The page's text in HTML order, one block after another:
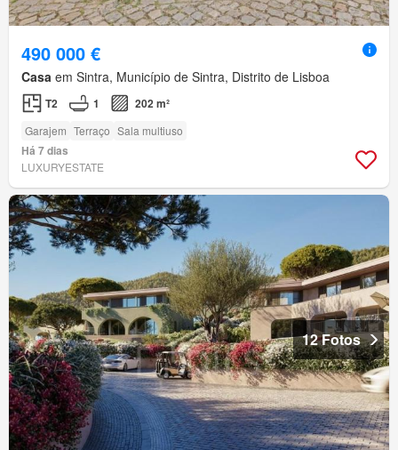
490 000 €
Casa em Sintra, Município de Sintra, Distrito de Lisboa
T2 1 202 m²
Garajem Terraço Sala multiuso
Há 7 dias
LUXURYESTATE
12 Fotos